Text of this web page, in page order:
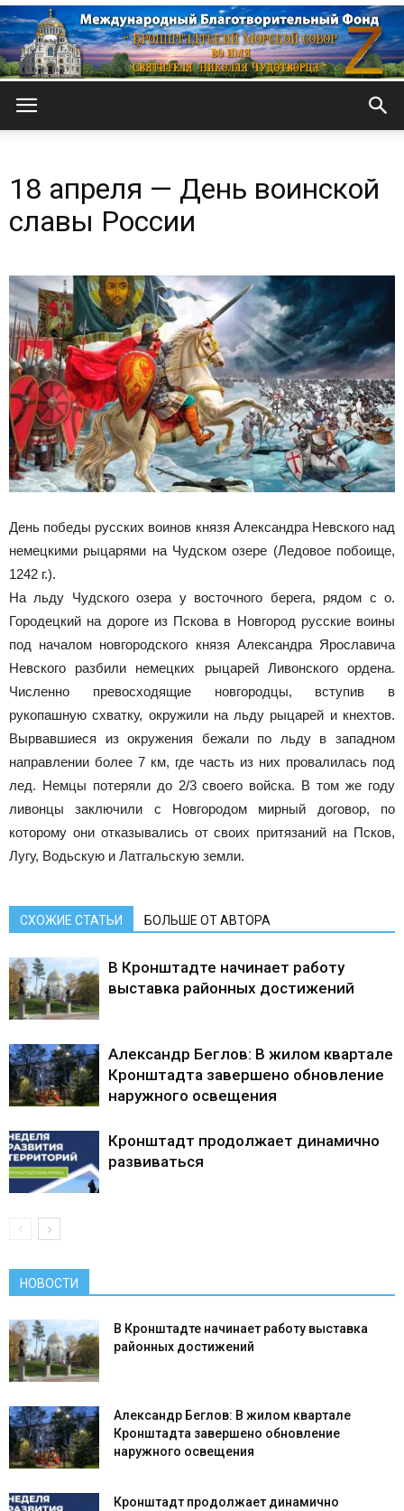
Морской
собор
18 апреля — День воинской
славы России
День победы русских воинов князя Александра Невского над
немецкими рыцарями на Чудском озере (Ледовое побоище,
1242 г.).
На льду Чудского озера у восточного берега, рядом с о.
Городецкий на дороге из Пскова в Новгород русские воины
под началом новгородского князя Александра Ярославича
Невского разбили немецких рыцарей Ливонского ордена.
Численно превосходящие новгородцы, вступив в
рукопашную схватку, окружили на льду рыцарей и кнехтов.
Вырвавшиеся из окружения бежали по льду в западном
направлении более 7 км, где часть из них провалилась под
лед. Немцы потеряли до 2/3 своего войска. В том же году
ливонцы заключили с Новгородом мирный договор, по
которому они отказывались от своих притязаний на Псков,
Лугу, Водьскую и Латгальскую земли.
СХОЖИЕ СТАТЬИ БОЛЬШЕ ОТ АВТОРА
В Кронштадте начинает работу
выставка районных достижений
Александр Беглов: В жилом квартале
Кронштадта завершено обновление
наружного освещения
Кронштадт продолжает динамично
развиваться
НОВОСТИ
В Кронштадте начинает работу выставка
районных достижений
Александр Беглов: В жилом квартале
Кронштадта завершено обновление
наружного освещения
Кронштадт продолжает динамично